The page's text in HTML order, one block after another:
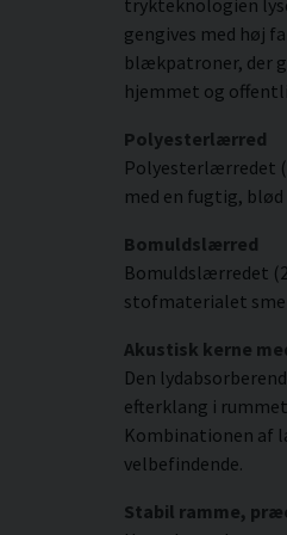
gengives med høj
blækpatroner, der
hjemmet og
Polyesterlærred
Polyesterlærredet
med en fugtig,
Bomuldslærred
Bomuldslærredet
stofmaterialet
Akustisk kerne
Den
efterklang i
Kombinationen af
velbefindende.
Stabil ramme,